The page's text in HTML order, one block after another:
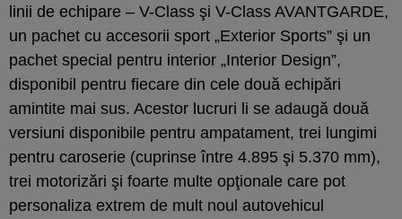
linii de echipare – V-Class şi V-Class AVANTGARDE,
un pachet cu accesorii sport „Exterior Sports” şi un
pachet special pentru interior „Interior Design”,
disponibil pentru fiecare din cele două echipări
amintite mai sus. Acestor lucruri li se adaugă două
versiuni disponibile pentru ampatament, trei lungimi
pentru caroserie (cuprinse între 4.895 şi 5.370 mm),
trei motorizări şi foarte multe opţionale care pot
personaliza extrem de mult noul autovehicul